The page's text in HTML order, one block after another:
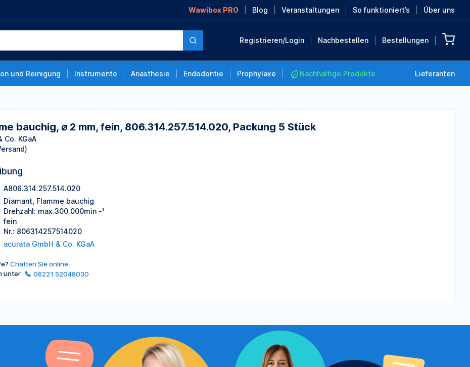
Wawibox PRO Blog Veranstaltungen So funktioniert’s Über uns
Registrieren/Login Nachbestellen Bestellungen
und Reinigung Instrumente Anästhesie Endodontie Prophylaxe Nachhaltige Produkte Lieferanten
mm, fein,
bauchig, ⌀ 2 mm, fein, 806.314.257.514.020, Packung 5 Stück
Co. KGaA
A806.314.257.514.020
Diamant, Flamme bauchig
Drehzahl: max.300.000min -¹
fein
Nr.: 806314257514020
acurata GmbH & Co. KGaA
Chatten Sie online
unter
06221 52048030